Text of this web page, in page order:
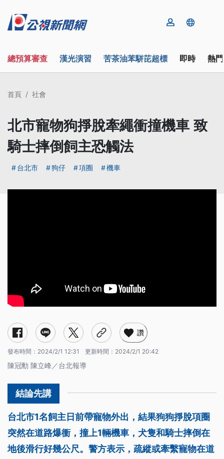
總預算審查 漢光演習 苦茶油苯駢芘超標 即時 熱
首頁 社會
北市寵物狗掙脫牽繩衝撞機車 致
騎士摔倒飼主恐觸法
台北市 狗仔 項圈 機車
讚
發布時間： 2024/2/1 12:31 更新時間： 2024/2/1 20:42
陳冠勳 陳立峰／台北報導
台北市1名飼主日前帶寵物外出，結果狗狗掙脫項圈
突然在道路爆衝，撞上1輛機車，犬隻和騎士摔倒在
地後滑行好幾公尺。警方表示，疏縱或牽繫寵物在道